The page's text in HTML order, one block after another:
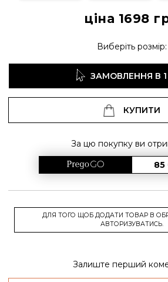
ціна 1698
Виберіть розмір:
ЗАМОВЛЕННЯ В 1
КУПИТИ
За цю покупку ви
85
ДЛЯ ТОГО ЩОБ ДОДАТИ ТОВАР В
АВТОРИЗУВАТИСЬ.
Залиште перший